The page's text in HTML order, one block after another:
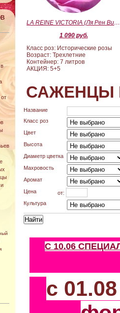
LA REINE VICTORIA (Ля Рен Виктория)
1 090 руб.
Класс роз: Исторические розы
Возраст: Трехлетние
Контейнер: 7 литров
АКЦИЯ: 5+5
САЖЕНЦЫ
Название
Класс роз
Цвет
Высота
Диаметр цветка
Махровость
Аромат
Цена
от:
Культура
С 10.06
с